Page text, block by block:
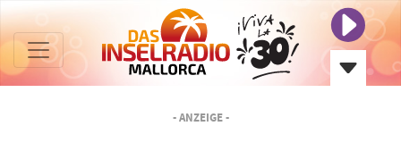
- ANZEIGE -